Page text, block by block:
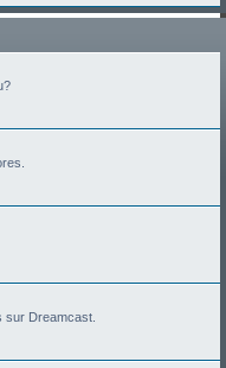
sur Dreamcast.